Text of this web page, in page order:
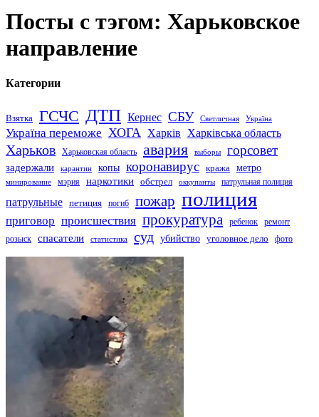
Посты с тэгом: Харьковское
направление
Категории
Взятка ГСЧС ДТП Кернес СБУ Светличная Україна
Україна переможе ХОГА Харків Харківська область
Харьков Харьковская область авария выборы горсовет
задержали карантин копы коронавирус кража метро
минирование мэрия наркотики обстрел оккупанты патрульная полиция
патрульные петиция погиб пожар полиция
приговор происшествия прокуратура ребенок
ремонт
розыск
спасатели статистика суд убийство уголовное дело фото